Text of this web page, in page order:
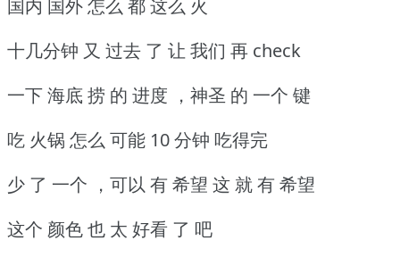
国内 国外 怎么 都 这么 火
十几分钟 又 过去 了 让 我们 再 check
一下 海底 捞 的 进度 ，神圣 的 一个 键
吃 火锅 怎么 可能 10 分钟 吃得完
少 了 一个 ，可以 有 希望 这 就 有 希望
这个 颜色 也 太 好看 了 吧